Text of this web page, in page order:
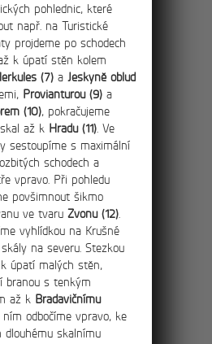
a hrad
okruh severní
Saské Švýcarsko,
město Kurorth Rathen,
a hrad Hohnsteinu.
4km
Velkými
Tiských stěn
pohlednic, které
např. na Turistické
projdeme po schodech
k úpatí stěn kolem
(7) a Jeskyně oblud
Provianturou (9) a
(10), pokračujeme
až k Hradu (11) . Ve
sestoupíme s maximální
schodech a
vpravo. Při pohledu
povšimnout šikmo
ve tvaru Zvonu (12)
vyhlídkou na Krušné
na severu. Stezkou
úpatí malých stěn,
branou s tenkým
až k Bradavičnímu
ním odbočíme vpravo, ke
skalnímu